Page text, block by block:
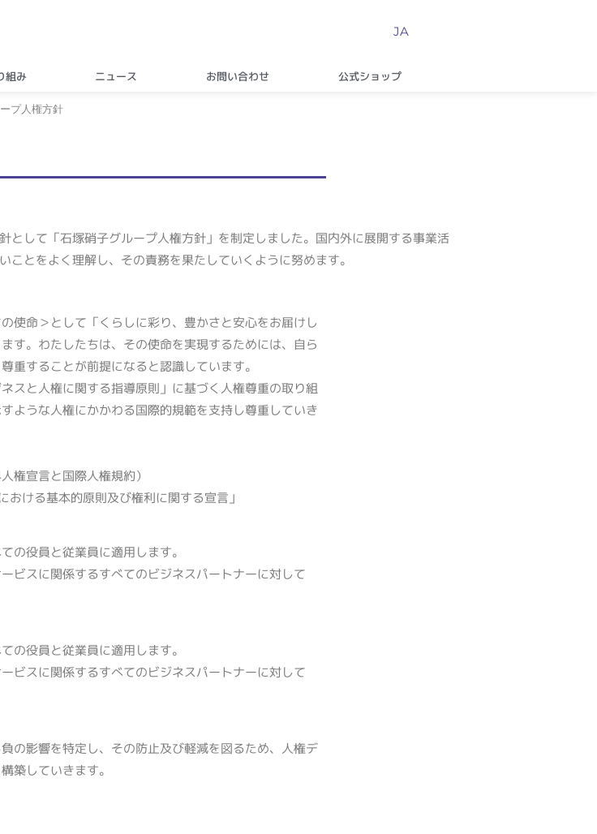
JA
組み ニュース お問い合わせ 公式ショップ
プ人権方針
して「石塚硝子グループ人権方針」を制定しました。国内外に展開する事業活
とをよく理解し、その責務を果たしていくように努めます。
使命＞として「くらしに彩り、豊かさと安心をお届けし
す。わたしたちは、その使命を実現するためには、自ら
重することが前提になると認識しています。
スと人権に関する指導原則」に基づく人権尊重の取り組
ような人権にかかわる国際的規範を支持し尊重していき
権宣言と国際人権規約）
おける基本的原則及び権利に関する宣言」
の役員と従業員に適用します。
ビスに関係するすべてのビジネスパートナーに対して
の役員と従業員に適用します。
ビスに関係するすべてのビジネスパートナーに対して
の影響を特定し、その防止及び軽減を図るため、人権デ
築していきます。